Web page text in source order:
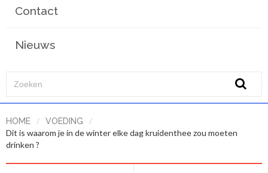
Contact
Nieuws
HOME / VOEDING
/
Dit is waarom je in de winter elke dag kruidenthee zou moeten
drinken ?